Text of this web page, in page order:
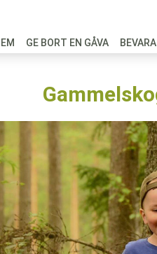
GE BORT EN GÅVA